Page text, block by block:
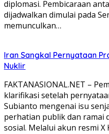
diplomasi. Pembicaraan
dijadwalkan dimulai pada
memunculkan…
Iran Sangkal Pernyataan
Nuklir
FAKTANASIONAL.NET –
klarifikasi setelah
Subianto mengenai isu
perhatian publik dan ramai
sosial. Melalui akun resmi X